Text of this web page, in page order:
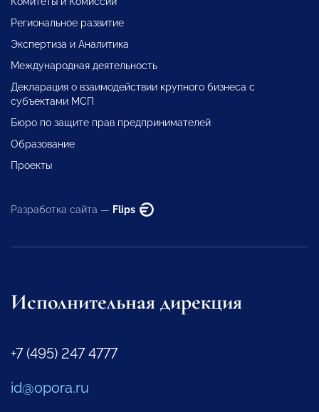
Региональное развитие
Экспертиза и Аналитика
Международная деятельность
Декларация о взаимодействии крупного бизнеса с
субъектами МСП
Бюро по защите прав предпринимателей
Образование
Проекты
Разработка сайта — Flips
Исполнительная дирекция
+7 (495) 247 4777
id@opora.ru